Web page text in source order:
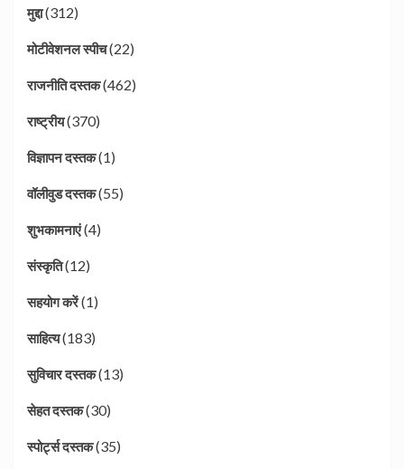
मुद्दा(312)
मोटीवेशनल स्पीच(22)
राजनीति दस्तक(462)
राष्ट्रीय(370)
विज्ञापन दस्तक(1)
वॉलीवुड दस्तक(55)
शुभकामनाएं(4)
संस्कृति(12)
सहयोग करें(1)
साहित्य(183)
सुविचार दस्तक(13)
सेहत दस्तक(30)
स्पोर्ट्स दस्तक(35)